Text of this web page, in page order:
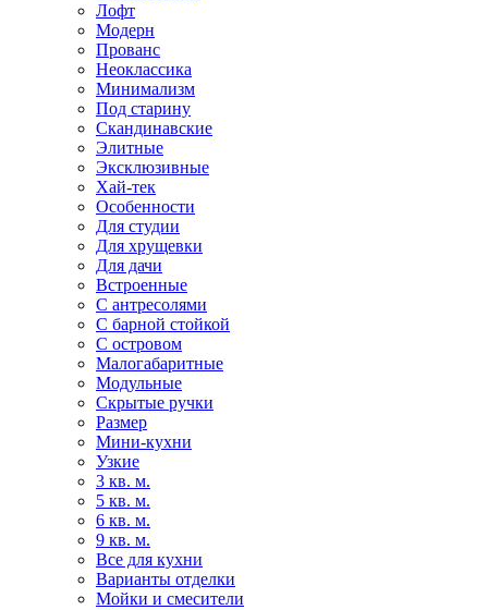
Лофт
Модерн
Прованс
Неоклассика
Минимализм
Под старину
Скандинавские
Элитные
Эксклюзивные
Хай-тек
Особенности
Для студии
Для хрущевки
Для дачи
Встроенные
С антресолями
С барной стойкой
С островом
Малогабаритные
Модульные
Скрытые ручки
Размер
Мини-кухни
Узкие
3 кв. м.
5 кв. м.
6 кв. м.
9 кв. м.
Все для кухни
Варианты отделки
Мойки и смесители